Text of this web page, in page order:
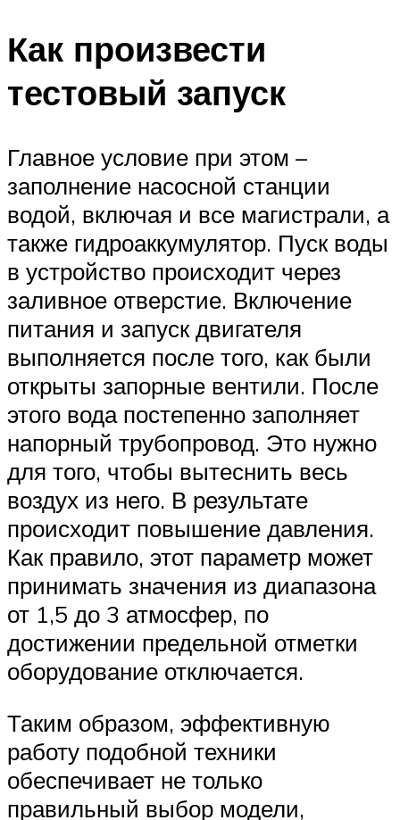
Как произвести
тестовый запуск
Главное условие при этом –
заполнение насосной станции
водой, включая и все магистрали, а
также гидроаккумулятор. Пуск воды
в устройство происходит через
заливное отверстие. Включение
питания и запуск двигателя
выполняется после того, как были
открыты запорные вентили. После
этого вода постепенно заполняет
напорный трубопровод. Это нужно
для того, чтобы вытеснить весь
воздух из него. В результате
происходит повышение давления.
Как правило, этот параметр может
принимать значения из диапазона
от 1,5 до 3 атмосфер, по
достижении предельной отметки
оборудование отключается.
Таким образом, эффективную
работу подобной техники
обеспечивает не только
правильный выбор модели,